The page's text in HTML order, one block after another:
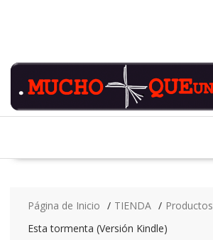
Página de Inicio TIENDA
Productos
Esta tormenta (Versión Kindle)